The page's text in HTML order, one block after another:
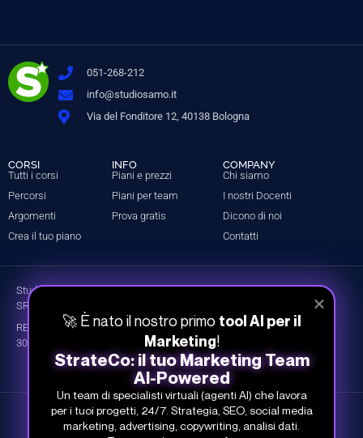
051-268-212
info@studiosamo.it
Via del Fonditore 12, 40138 Bologna
CORSI
Tutti i corsi
Percorsi
Argomenti
Crea il tuo piano
INFO
Piani e prezzi
Piani per team
Prova gratis
COMPANY
Chi siamo
I nostri Docenti
Dicono di noi
Contatti
Studio Samo Pro® è un marchio registrato di CENTRO STUDI SAMO
SRL
REA-CCIAA BO 504674 – P.IVA e C.F.: 03259561201 – Capitale Sociale
30.000,00 € i.v.
©Studio Samo- Tutti i diritti riservati
🚀 È nato il nostro primo tool AI per il
Marketing!
StrateCo: il tuo Marketing Team
AI-Powered
Un team di specialisti virtuali (agenti AI) che lavora
per i tuoi progetti, 24/7. Strategia, SEO, social media
marketing, advertising, copywriting, analisi dati.